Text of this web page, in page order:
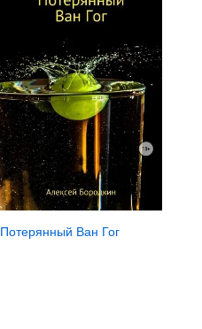
Потерянный Ван Гог